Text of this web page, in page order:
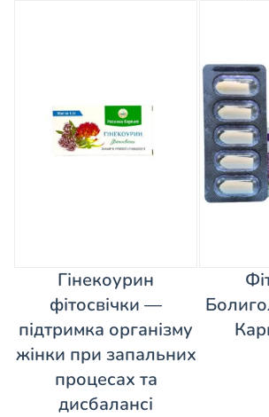
Гінекоурин
фітосвічки —
підтримка організму
жінки при запальних
процесах та
дисбалансі